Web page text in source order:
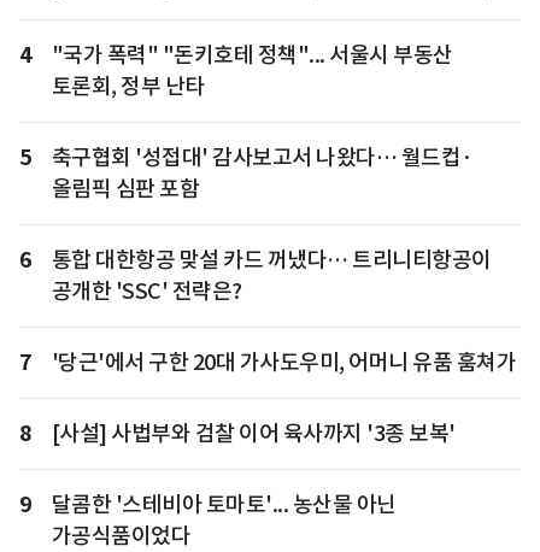
4
"국가 폭력" "돈키호테 정책"... 서울시 부동산
토론회, 정부 난타
5
축구협회 '성접대' 감사보고서 나왔다… 월드컵·
올림픽 심판 포함
6
통합 대한항공 맞설 카드 꺼냈다… 트리니티항공이
공개한 'SSC' 전략은?
7 '당근'에서 구한 20대 가사도우미, 어머니 유품 훔쳐가
8 [사설] 사법부와 검찰 이어 육사까지 '3종 보복'
9
달콤한 '스테비아 토마토'... 농산물 아닌
가공식품이었다